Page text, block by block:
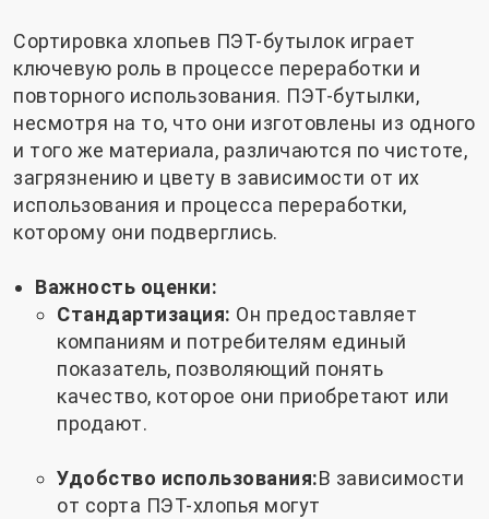
Сортировка хлопьев ПЭТ-бутылок играет
ключевую роль в процессе переработки и
повторного использования. ПЭТ-бутылки,
несмотря на то, что они изготовлены из одного
и того же материала, различаются по чистоте,
загрязнению и цвету в зависимости от их
использования и процесса переработки,
которому они подверглись.
Важность оценки:
Стандартизация: Он предоставляет
компаниям и потребителям единый
показатель, позволяющий понять
качество, которое они приобретают или
продают.
Удобство использования:В зависимости
от сорта ПЭТ-хлопья могут